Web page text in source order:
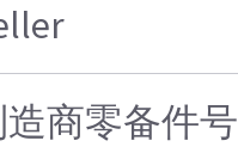
商零备件号